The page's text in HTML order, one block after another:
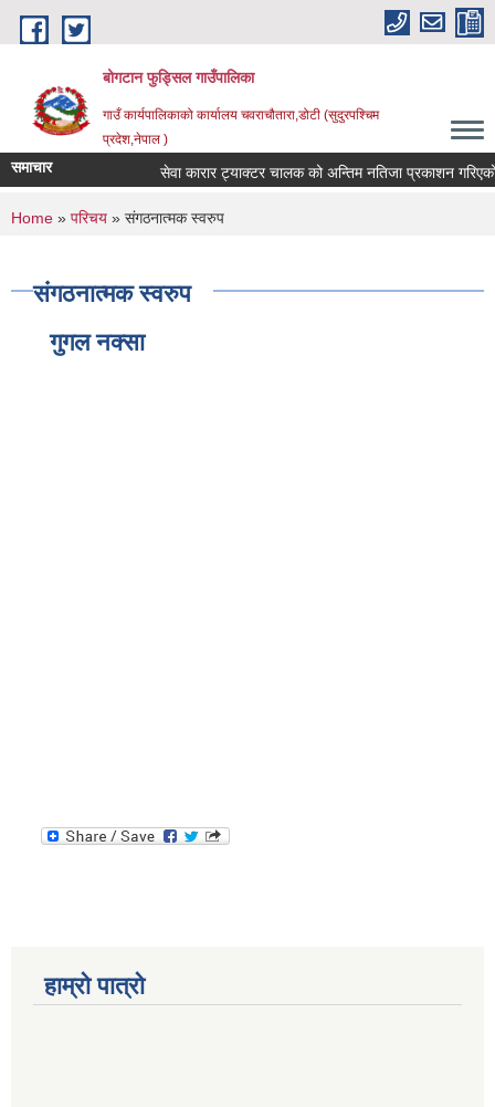
Skip to main content
बोगटान फुड्सिल गाउँपालिका
गाउँ कार्यपालिकाको कार्यालय चवराचौतारा,डोटी (सुदुरपश्चिम
प्रदेश,नेपाल )
समाचार सेवा कारार ट्याक्टर चालक को अन्तिम नतिजा प्रकाशन गरिएको
You are here
Home » परिचय » संगठनात्मक स्वरुप
संगठनात्मक स्वरुप
गुगल नक्सा
हाम्रो पात्रो